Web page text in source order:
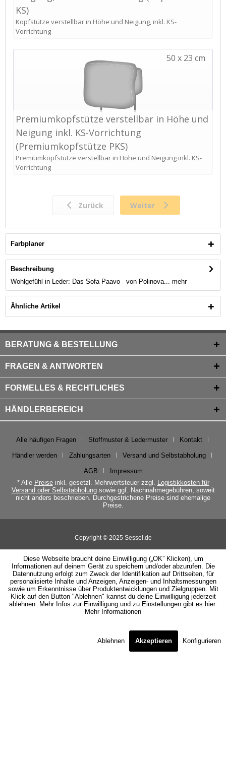
Farbplaner
Beschreibung
Wohlgefühl in Leder: Das Sofa Paavo von Polinova... mehr
Ähnliche Artikel
BERATUNG & BESTELLUNG
FRAGEN & ANTWORTEN
FORMELLES & RECHTLICHES
HÄNDLERBEREICH
Alle häufigen Fragen Stoffmuster & Ledermuster Kontakt
Händler werden Zahlungsarten Versand und Selbstabholung
AGB
Impressum
* Alle Preiseinkl. gesetzl. Mehrwertsteuer zzgl. Logistikkosten für
Versand oder Selbstabholungsowie ggf. Nachnahmegebühren, soweit
nicht anders beschrieben. Durchgestrichene Preise sind ehemalige
Preise.
Copyright © 2025 Sessel.de
Diese Webseite braucht deine Einwilligung („OK” Klicken), um
Informationen auf deinem Gerät zu speichern und/oder abzurufen. Die
Datennutzung erfolgt zum Zweck der Identifikation auf Drittseiten, für
personalisierte Inhalte und Anzeigen, Anzeigen- und Inhaltsmessungen
sowie um Erkenntnisse über Produktentwicklungen und Zielgruppen. Mit
Klick auf den Button "Ablehnen" kannst du deine Einwilligung jederzeit
ablehnen. Mehr Infos zur Einwilligung und zu Einstellungen gibt es hier:
Mehr Informationen
Ablehnen Akzeptieren Konfigurieren